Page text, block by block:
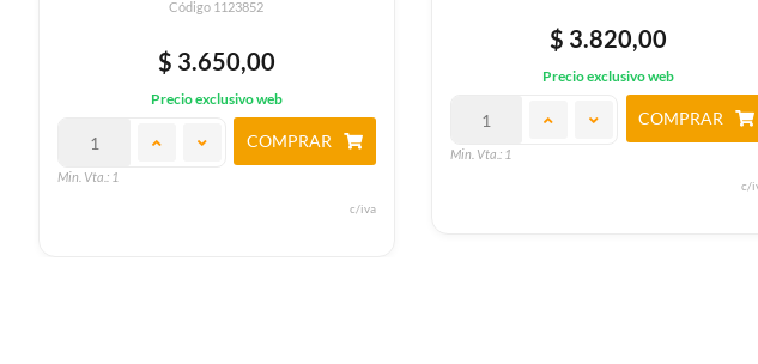
Precio exclusivo web
Min. Vta.: 1
COMPRAR
$ 11.140,00
Precio exclusivo web
COMPRAR